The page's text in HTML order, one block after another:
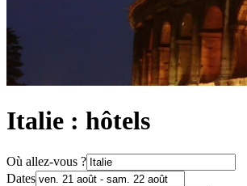
Italie : hôtels
Où allez-vous ?
Dates